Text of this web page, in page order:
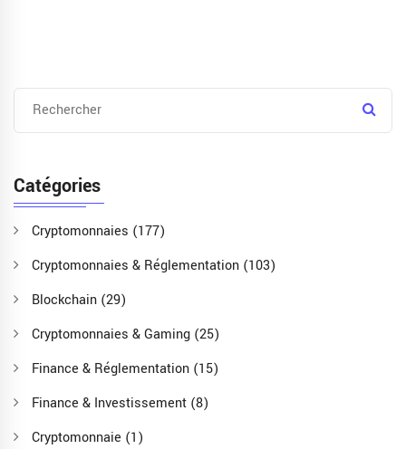
Catégories
Cryptomonnaies (177)
Cryptomonnaies & Réglementation (103)
Blockchain (29)
Cryptomonnaies & Gaming (25)
Finance & Réglementation (15)
Finance & Investissement (8)
Cryptomonnaie (1)